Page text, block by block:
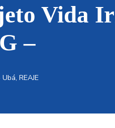
Vida
–
, REAJE